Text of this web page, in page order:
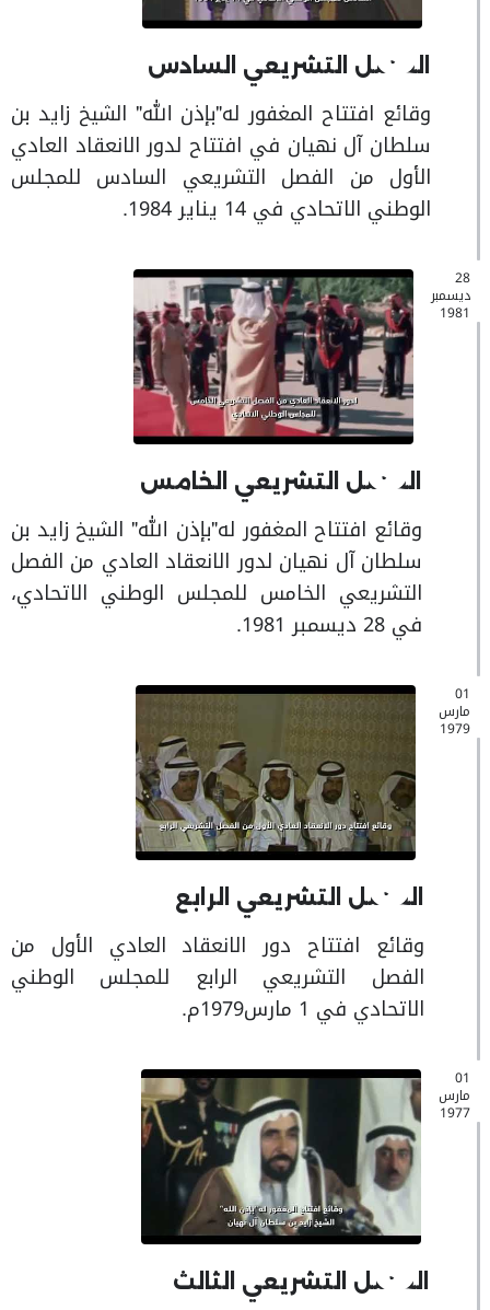
الفصل التشريعي السادس
وقائع افتتاح المغفور له"بإذن الله" الشيخ زايد بن
سلطان آل نهيان في افتتاح لدور الانعقاد العادي
الأول من الفصل التشريعي السادس للمجلس
الوطني الاتحادي في 14 يناير 1984.
28
ديسمبر
1981
الفصل التشريعي الخامس
وقائع افتتاح المغفور له"بإذن الله" الشيخ زايد بن
سلطان آل نهيان لدور الانعقاد العادي من الفصل
التشريعي الخامس للمجلس الوطني الاتحادي،
في 28 ديسمبر 1981.
01
مارس
1979
الفصل التشريعي الرابع
وقائع افتتاح دور الانعقاد العادي الأول من
الفصل التشريعي الرابع للمجلس الوطني
الاتحادي في 1 مارس1979م.
01
مارس
1977
الفصل التشريعي الثالث